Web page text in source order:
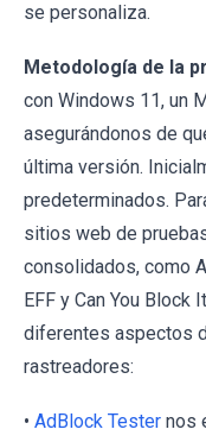
se personaliza.
Metodología de la
con Windows 11, un
asegurándonos de
última versión.
predeterminados.
sitios web de
consolidados, como
EFF y Can You Block
diferentes aspectos
rastreadores:
• AdBlock Tester nos